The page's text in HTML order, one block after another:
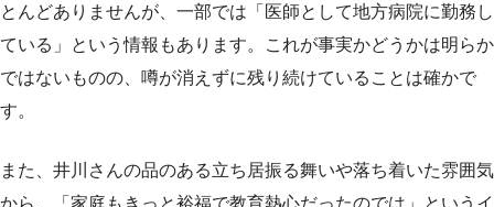
とんどありませんが、一部では「医師として地方病院に勤務し
ている」という情報もあります。これが事実かどうかは明らか
ではないものの、噂が消えずに残り続けていることは確かで
す。
また、井川さんの品のある立ち居振る舞いや落ち着いた雰囲気